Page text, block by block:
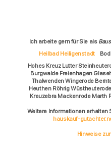
Ich arbeite gern für Sie als
Heilbad Heiligenstadt
Hohes Kreuz Lutter
Burgwalde Freienhagen
Thalwenden Wingerode
Heuthen Röhrig
Kreuzebra Mackenrode Marth
Weitere Informationen erhalten
hauskauf-
Hinweise